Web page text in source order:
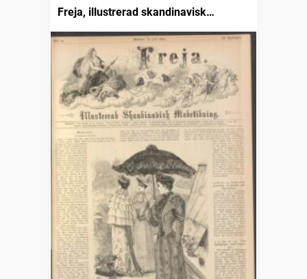
Freja, illustrerad skandinavisk
modetidning